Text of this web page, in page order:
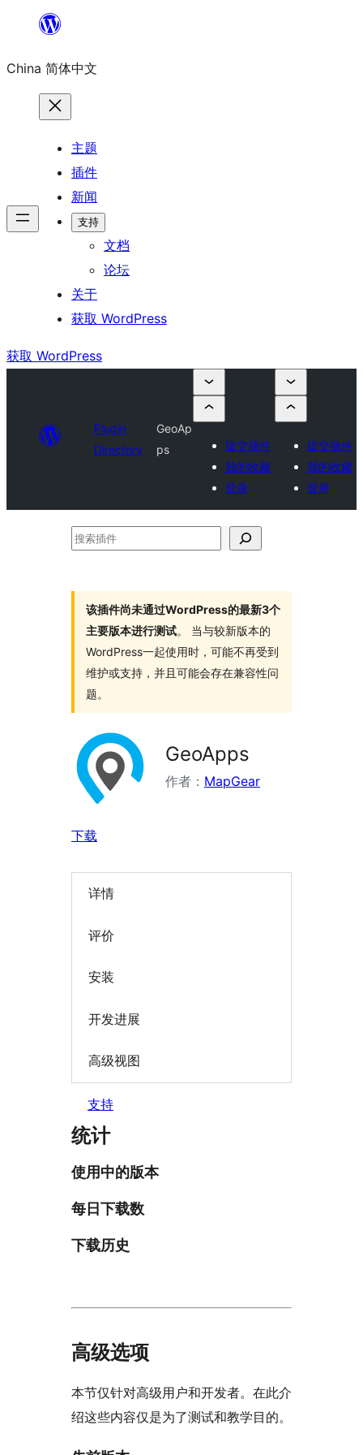
内
China 简体中文
主题
插件
新闻
支持
文档
论坛
关于
获取 WordPress
获取 WordPress
Plugin
Directory
GeoAp
ps
提交插件
我的收藏
登录
提交插件
我的收藏
登录
搜
该插件尚未通过WordPress的最新3个
主要版本进行测试。 当与较新版本的
WordPress一起使用时，可能不再受到
维护或支持，并且可能会存在兼容性问
题。
GeoApps
作者： MapGear
下载
详情
评价
安装
开发进展
高级视图
支持
统计
使用中的版本
每日下载数
下载历史
高级选项
本节仅针对高级用户和开发者。在此介
绍这些内容仅是为了测试和教学目的。